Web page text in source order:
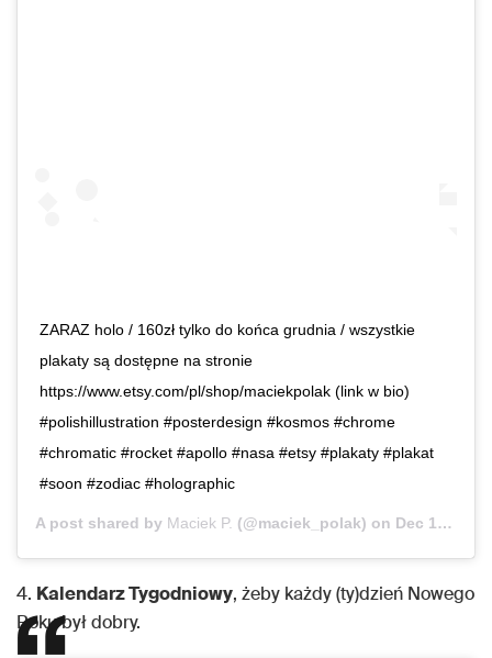
ZARAZ holo / 160zł tylko do końca grudnia / wszystkie
plakaty są dostępne na stronie
https://www.etsy.com/pl/shop/maciekpolak (link w bio)
#polishillustration #posterdesign #kosmos #chrome
#chromatic #rocket #apollo #nasa #etsy #plakaty #plakat
#soon #zodiac #holographic
A post shared by Maciek P. (@maciek_polak) on Dec 10, 2018 at 1:21am PST
4. Kalendarz Tygodniowy, żeby każdy (ty)dzień Nowego
Roku był dobry.